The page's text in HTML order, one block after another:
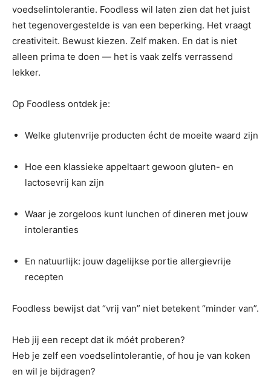
voedselintolerantie. Foodless wil laten zien dat het juist
het tegenovergestelde is van een beperking. Het vraagt
creativiteit. Bewust kiezen. Zelf maken. En dat is niet
alleen prima te doen — het is vaak zelfs verrassend
lekker.
Op Foodless ontdek je:
Welke glutenvrije producten écht de moeite waard zijn
Hoe een klassieke appeltaart gewoon gluten- en
lactosevrij kan zijn
Waar je zorgeloos kunt lunchen of dineren met jouw
intoleranties
En natuurlijk: jouw dagelijkse portie allergievrije
recepten
Foodless bewijst dat “vrij van” niet betekent “minder van”.
Heb jij een recept dat ik móét proberen?
Heb je zelf een voedselintolerantie, of hou je van koken
en wil je bijdragen?